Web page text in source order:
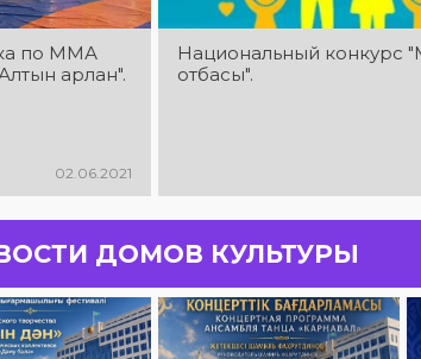
по ММА
арлан".
02.06.2021
Национальный конкурс
отбасы".
ДОМОВ КУЛЬТУРЫ